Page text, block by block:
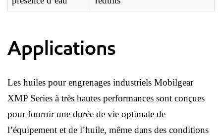
Applications
Les huiles pour engrenages industriels Mobilgear
XMP Series à très hautes performances sont conçues
pour fournir une durée de vie optimale de
l’équipement et de l’huile, même dans des conditions